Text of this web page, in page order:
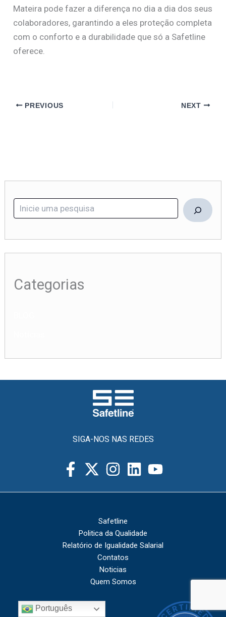
Mateira pode fazer a diferença no dia a dia dos seus
colaboradores, garantindo a eles proteção completa
com o conforto e a durabilidade que só a Safetline
oferece.
PREVIOUS NEXT
Categorias
SIGA-NOS NAS REDES
Safetline
Politica da Qualidade
Relatório de Igualidade Salarial
Contatos
Noticias
Quem Somos
Português